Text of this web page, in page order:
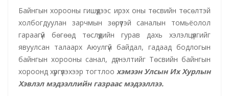
Байнгын хорооны гишүүдээс ирэх оны төсвийн төсөлтэй
холбогдуулан зарчмын зөрүүтэй саналын томьёолол
гараагүй бөгөөд төслүүдийн гурав дахь хэлэлцүүлгийг
явуулсан талаарх Аюулгүй байдал, гадаад бодлогын
байнгын хорооны санал, дүгнэлтийг Төсвийн байнгын
хороонд хүргүүлэхээр тогтлоо хэмээн Улсын Их Хурлын
Хэвлэл мэдээллийн газраас мэдээллээ.